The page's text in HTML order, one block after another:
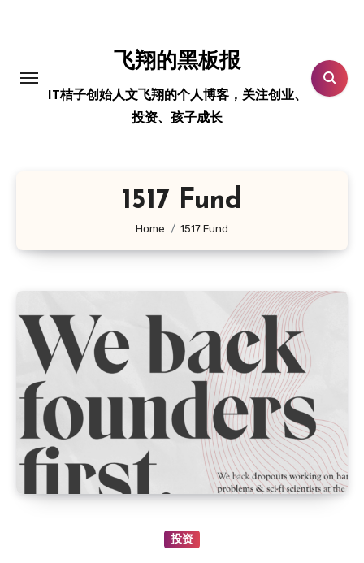
飞翔的黑板报
IT桔子创始人文飞翔的个人博客，关注创业、
投资、孩子成长
1517 Fund
Home 1517 Fund
投资